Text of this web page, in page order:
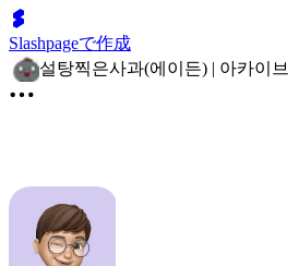
Slashpageで作成
설탕찍은사과(에이든) | 아카이브